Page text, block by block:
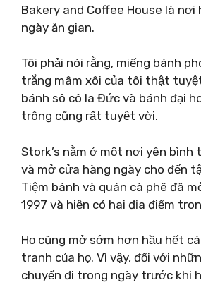
Bakery and Coffee House là nơi
ngày ăn gian.
Tôi phải nói rằng, miếng bánh
trắng mâm xôi của tôi thật
bánh sô cô la Đức và bánh đại
trông cũng rất tuyệt vời.
Stork’s nằm ở một nơi yên bình
và mở cửa hàng ngày cho đến
Tiệm bánh và quán cà phê đã
1997 và hiện có hai địa điểm
Họ cũng mở sớm hơn hầu hết
tranh của họ. Vì vậy, đối với
chuyến đi trong ngày trước khi